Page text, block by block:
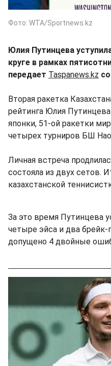
Фото: WTA/Sportnews.kz
Юлия Путинцева
круге в рамках
передает Taspanews.kz
Вторая ракетка
рейтинга Юлия
японки, 51-ой ракетки
четырех турниров БШ
Личная встреча
состояла из двух сетов.
казахстанской
За это время Путинцева
четыре эйса и два
допущено 4 двойные